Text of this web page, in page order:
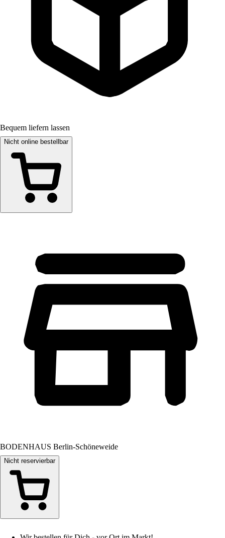
Bequem liefern lassen
Nicht online bestellbar
BODENHAUS Berlin-Schöneweide
Nicht reservierbar